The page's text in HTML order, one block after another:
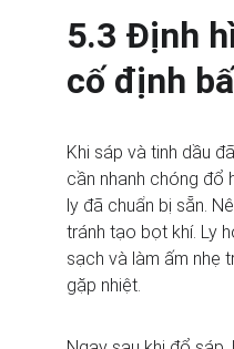
5.3 Định
cố định
Khi sáp và tinh dầu
cần nhanh chóng đổ
ly đã chuẩn bị sẵn.
tránh tạo bọt khí. Ly
sạch và làm ấm nhẹ
gặp nhiệt.